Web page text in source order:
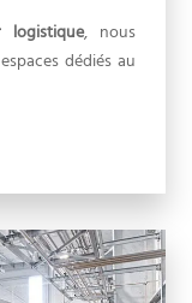
logistique, nous
dédiés au